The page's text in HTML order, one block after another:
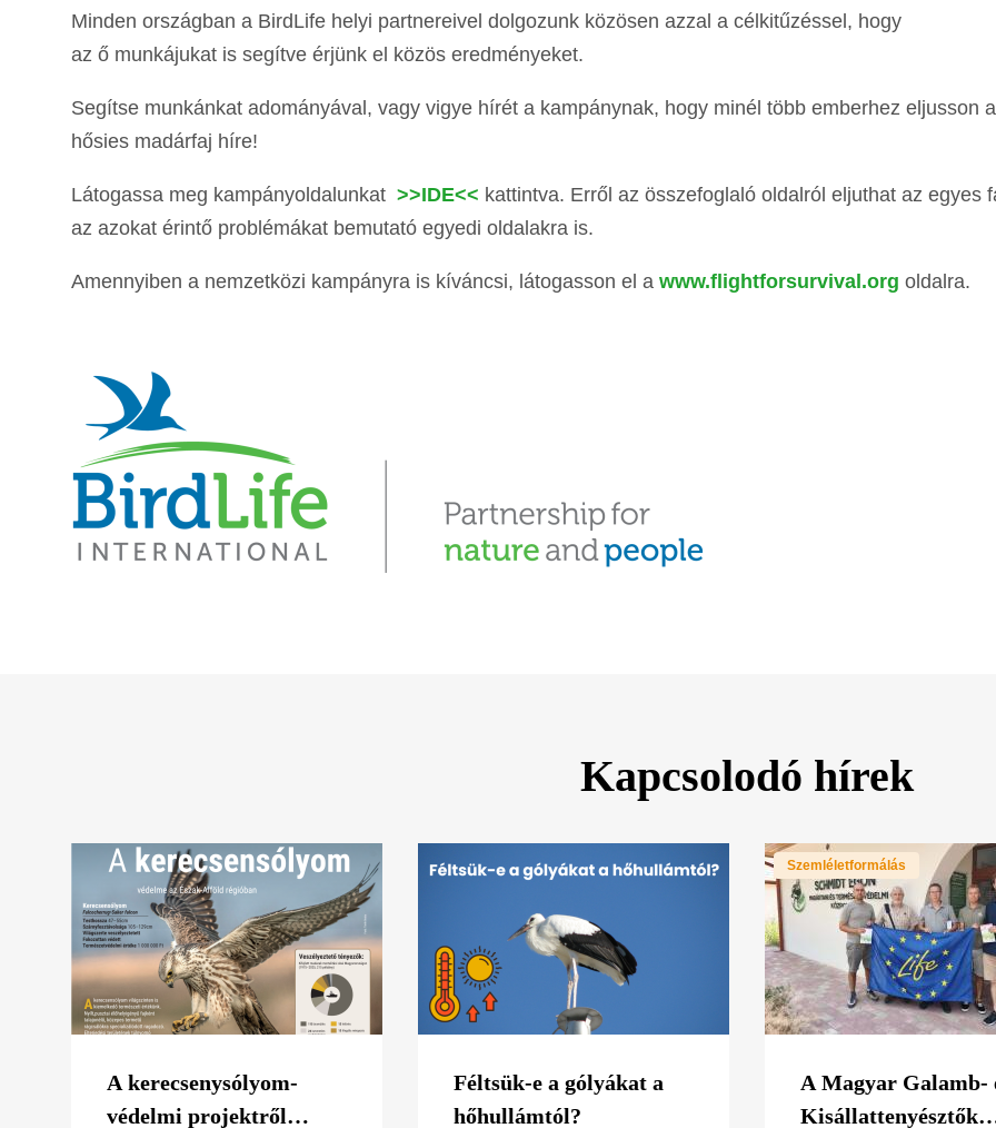
Minden országban a BirdLife helyi partnereivel dolgozunk közösen azzal a célkitűzéssel, hogy
az ő munkájukat is segítve érjünk el közös eredményeket.
Segítse munkánkat adományával, vagy vigye hírét a kampánynak, hogy minél több emberhez eljusson
hősies madárfaj híre!
Látogassa meg kampányoldalunkat >>IDE<< kattintva. Erről az összefoglaló oldalról eljuthat az egyes
az azokat érintő problémákat bemutató egyedi oldalakra is.
Amennyiben a nemzetközi kampányra is kíváncsi, látogasson el a www.flightforsurvival.org oldalra.
Kapcsolodó hírek
A kerecsenysólyom-
védelmi projektről
Féltsük-e a gólyákat a
hőhullámtól?
Szemléletformálás
A Magyar Galamb-
Kisállattenyésztők